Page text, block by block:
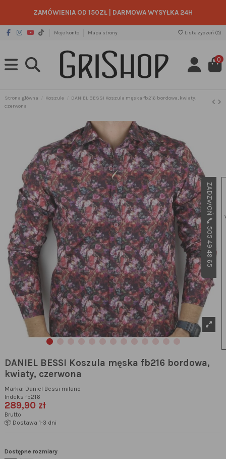
ZAMÓWIENIA OD 150ZŁ DARMOWA WYSYŁKA 24H
Moje konto Mapa strony Lista życzeń (0)
0
Strona główna Koszule
DANIEL BESSI Koszula męska fb216 bordowa, kwiaty,
czerwona
DANIEL BESSI Koszula męska fb216 bordowa,
kwiaty, czerwona
Marka: Daniel Bessi milano
Indeks fb216
289,90 zł
Brutto
📦 Dostawa 1-3 dni
Dostępne rozmiary
ZADZWOŃ 📞 505 49 49 65